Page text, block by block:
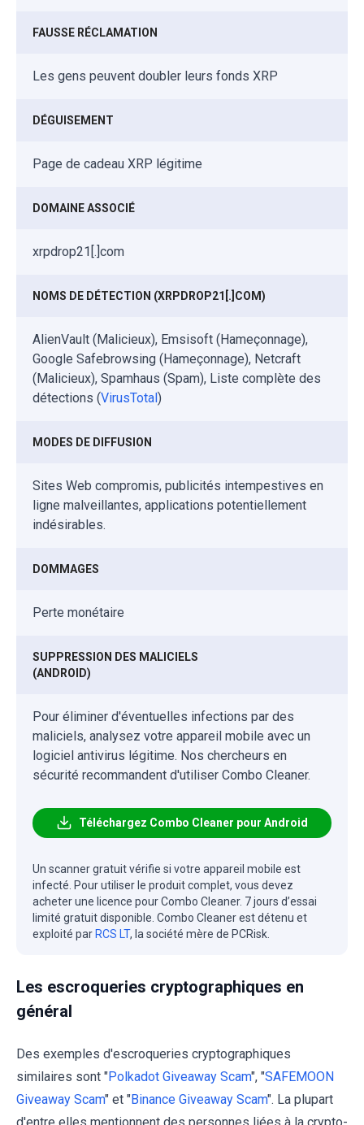
FAUSSE RÉCLAMATION
Les gens peuvent doubler leurs fonds XRP
DÉGUISEMENT
Page de cadeau XRP légitime
DOMAINE ASSOCIÉ
xrpdrop21[.]com
NOMS DE DÉTECTION (XRPDROP21[.]COM)
AlienVault (Malicieux), Emsisoft (Hameçonnage),
Google Safebrowsing (Hameçonnage), Netcraft
(Malicieux), Spamhaus (Spam), Liste complète des
détections (VirusTotal)
MODES DE DIFFUSION
Sites Web compromis, publicités intempestives en
ligne malveillantes, applications potentiellement
indésirables.
DOMMAGES
Perte monétaire
SUPPRESSION DES MALICIELS
(ANDROID)
Pour éliminer d'éventuelles infections par des
maliciels, analysez votre appareil mobile avec un
logiciel antivirus légitime. Nos chercheurs en
sécurité recommandent d'utiliser Combo Cleaner.
Téléchargez Combo Cleaner pour Android
Un scanner gratuit vérifie si votre appareil mobile est
infecté. Pour utiliser le produit complet, vous devez
acheter une licence pour Combo Cleaner. 7 jours d’essai
limité gratuit disponible. Combo Cleaner est détenu et
exploité par RCS LT, la société mère de PCRisk.
Les escroqueries cryptographiques en
général
Des exemples d'escroqueries cryptographiques
similaires sont "Polkadot Giveaway Scam", "SAFEMOON
Giveaway Scam" et "Binance Giveaway Scam". La plupart